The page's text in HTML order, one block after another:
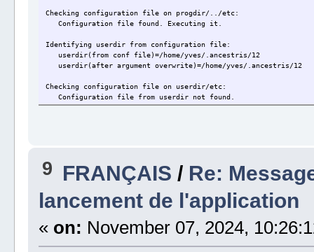
Checking configuration file on progdir/../etc:
Configuration file found. Executing it.
Identifying userdir from configuration file:
userdir(from conf file)=/home/yves/.ancestris/12
userdir(after argument overwrite)=/home/yves/.ancestris/12
Checking configuration file on userdir/etc:
Configuration file from userdir not found.
Checking JAVA presence
Linux...
================================================================
openjdk version "21.0.4" 2024-07-16
OpenJDK Runtime Environment (build 21.0.4+7-Ubuntu-
OpenJDK 64-Bit Server VM (build 21.0.4+7-Ubuntu-1ubuntu224.04,
================================================================
Found JAVA executable in PATH
JAVA is installed.
9 FRANÇAIS / Re:
lancement de l'application
« on: November 07, 2024,